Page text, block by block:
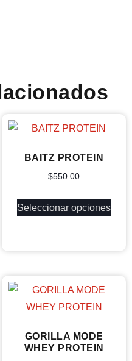
BAITZ PROTEIN
$550.00
Seleccionar opciones
GORILLA MODE
WHEY PROTEIN